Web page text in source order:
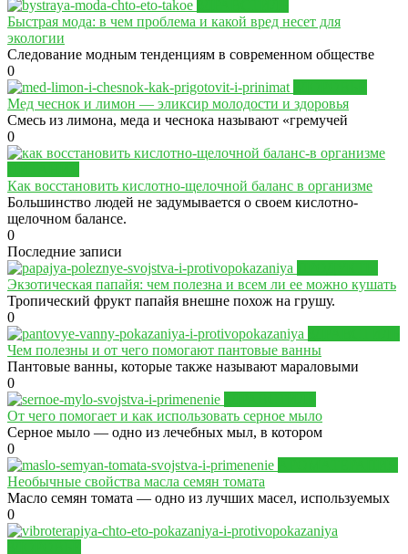
Быстрая мода: в чем проблема и какой вред несет для
экологии
Следование модным тенденциям в современном обществе
0
Мед чеснок и лимон — эликсир молодости и здоровья
Смесь из лимона, меда и чеснока называют «гремучей
0
Как восстановить кислотно-щелочной баланс в организме
Большинство людей не задумывается о своем кислотно-
щелочном балансе.
0
Последние записи
Экзотическая папайя: чем полезна и всем ли ее можно кушать
Тропический фрукт папайя внешне похож на грушу.
0
Чем полезны и от чего помогают пантовые ванны
Пантовые ванны, которые также называют мараловыми
0
От чего помогает и как использовать серное мыло
Серное мыло — одно из лечебных мыл, в котором
0
Необычные свойства масла семян томата
Масло семян томата — одно из лучших масел, используемых
0